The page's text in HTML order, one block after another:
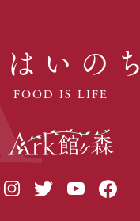
いのち
FOOD IS LIFE